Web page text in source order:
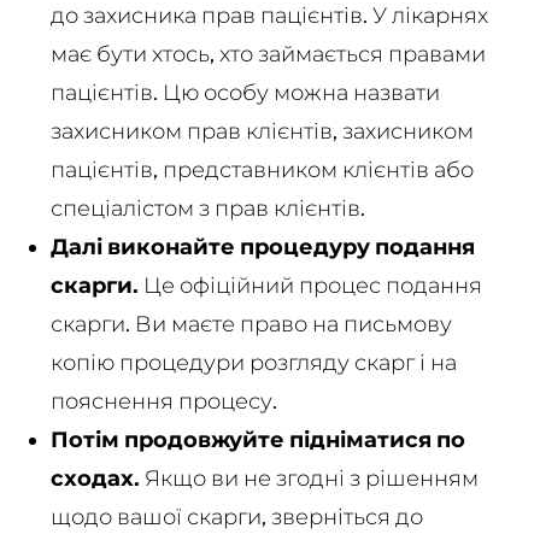
до захисника прав пацієнтів. У лікарнях
має бути хтось, хто займається правами
пацієнтів. Цю особу можна назвати
захисником прав клієнтів, захисником
пацієнтів, представником клієнтів або
спеціалістом з прав клієнтів.
Далі виконайте процедуру подання
скарги. Це офіційний процес подання
скарги. Ви маєте право на письмову
копію процедури розгляду скарг і на
пояснення процесу.
Потім продовжуйте підніматися по
сходах. Якщо ви не згодні з рішенням
щодо вашої скарги, зверніться до